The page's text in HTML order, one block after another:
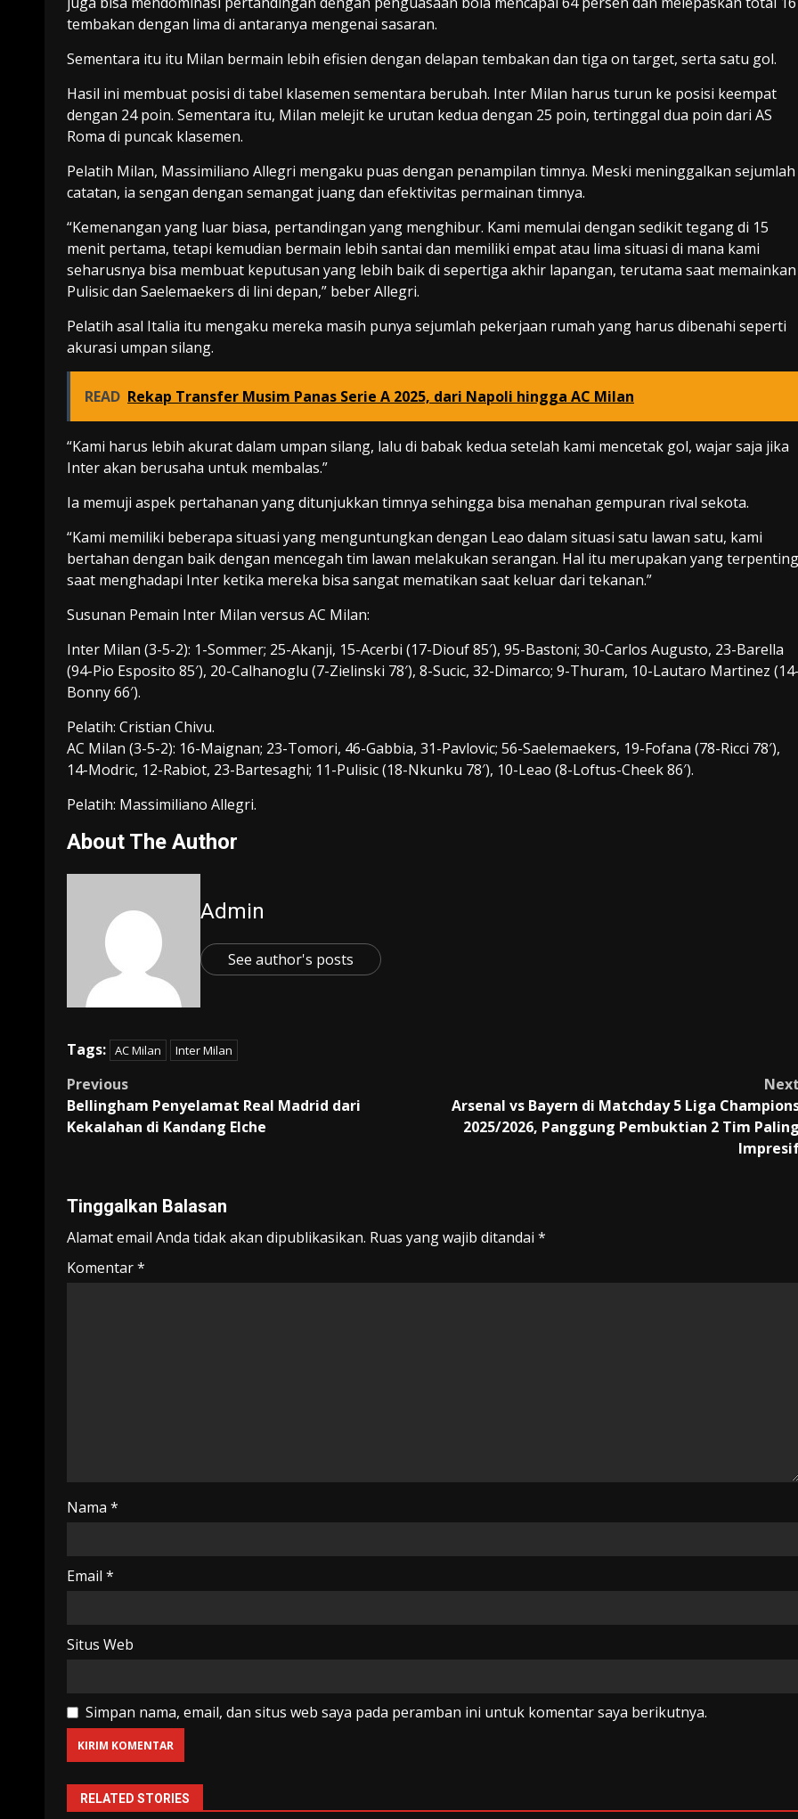
tembakan dengan lima di antaranya mengenai sasaran.
Sementara itu itu Milan bermain lebih efisien dengan delapan tembakan dan tiga on target, serta satu gol.
Hasil ini membuat posisi di tabel klasemen sementara berubah. Inter Milan harus turun ke posisi keempat
dengan 24 poin. Sementara itu, Milan melejit ke urutan kedua dengan 25 poin, tertinggal dua poin dari AS
Roma di puncak klasemen.
Pelatih Milan, Massimiliano Allegri mengaku puas dengan penampilan timnya. Meski meninggalkan sejumlah
catatan, ia sengan dengan semangat juang dan efektivitas permainan timnya.
“Kemenangan yang luar biasa, pertandingan yang menghibur. Kami memulai dengan sedikit tegang di 15
menit pertama, tetapi kemudian bermain lebih santai dan memiliki empat atau lima situasi di mana kami
seharusnya bisa membuat keputusan yang lebih baik di sepertiga akhir lapangan, terutama saat memainkan
Pulisic dan Saelemaekers di lini depan,” beber Allegri.
Pelatih asal Italia itu mengaku mereka masih punya sejumlah pekerjaan rumah yang harus dibenahi seperti
akurasi umpan silang.
READ Rekap Transfer Musim Panas Serie A 2025, dari Napoli hingga AC Milan
“Kami harus lebih akurat dalam umpan silang, lalu di babak kedua setelah kami mencetak gol, wajar saja jika
Inter akan berusaha untuk membalas.”
Ia memuji aspek pertahanan yang ditunjukkan timnya sehingga bisa menahan gempuran rival sekota.
“Kami memiliki beberapa situasi yang menguntungkan dengan Leao dalam situasi satu lawan satu, kami
bertahan dengan baik dengan mencegah tim lawan melakukan serangan. Hal itu merupakan yang terpenting
saat menghadapi Inter ketika mereka bisa sangat mematikan saat keluar dari tekanan.”
Susunan Pemain Inter Milan versus AC Milan:
Inter Milan (3-5-2): 1-Sommer; 25-Akanji, 15-Acerbi (17-Diouf 85′), 95-Bastoni; 30-Carlos Augusto, 23-Barella
(94-Pio Esposito 85′), 20-Calhanoglu (7-Zielinski 78′), 8-Sucic, 32-Dimarco; 9-Thuram, 10-Lautaro Martinez
Bonny 66′).
Pelatih: Cristian Chivu.
AC Milan (3-5-2): 16-Maignan; 23-Tomori, 46-Gabbia, 31-Pavlovic; 56-Saelemaekers, 19-Fofana (78-Ricci 78′),
14-Modric, 12-Rabiot, 23-Bartesaghi; 11-Pulisic (18-Nkunku 78′), 10-Leao (8-Loftus-Cheek 86′).
Pelatih: Massimiliano Allegri.
About The Author
Admin
See author's posts
Tags: AC Milan Inter Milan
Post
navigation
Previous
Bellingham Penyelamat Real Madrid dari
Kekalahan di Kandang Elche
Arsenal vs Bayern di Matchday 5 Liga
2025/2026, Panggung Pembuktian 2 Tim
Tinggalkan Balasan
Alamat email Anda tidak akan dipublikasikan. Ruas yang wajib ditandai *
Komentar*
Nama *
Email *
Situs Web
Simpan nama, email, dan situs web saya pada peramban ini untuk komentar saya berikutnya.
RELATED STORIES